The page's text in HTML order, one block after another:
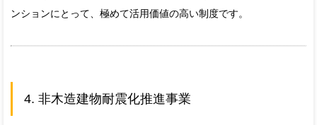
ンションにとって、極めて活用価値の高い制度です。
4. 非木造建物耐震化推進事業